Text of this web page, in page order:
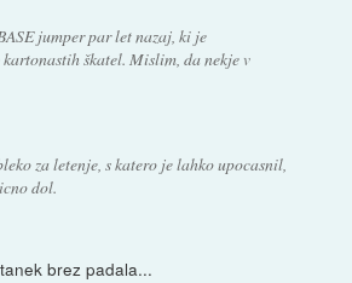
jumper par let nazaj, ki je
škatel. Mislim, da nekje v
za letenje, s katero je lahko upocasnil,
dol.
brez padala...